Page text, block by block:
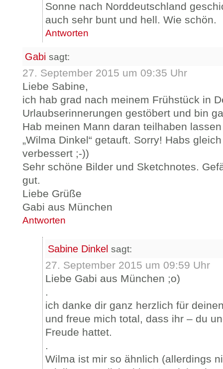
Sonne nach Norddeutschland
auch sehr bunt und hell. Wie schön.
Antworten
Gabi sagt:
27. September 2015 um 09:35 Uhr
Liebe Sabine,
ich hab grad nach meinem Frühstück in
Urlaubserinnerungen gestöbert und bin
Hab meinen Mann daran teilhaben
„Wilma Dinkel“ getauft. Sorry! Habs
verbessert ;-))
Sehr schöne Bilder und Sketchnotes.
gut.
Liebe Grüße
Gabi aus München
Antworten
Sabine Dinkel sagt:
27. September 2015 um 09:59 Uhr
Liebe Gabi aus München ;o)
.
ich danke dir ganz herzlich für
und freue mich total, dass ihr – du
Freude hattet.
.
Wilma ist mir so ähnlich (allerdings